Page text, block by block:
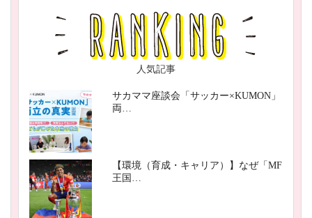
人気記事
サカママ座談会「サッカー×KUMON」
両…
【環境（育成・キャリア）】なぜ「MF
王国…